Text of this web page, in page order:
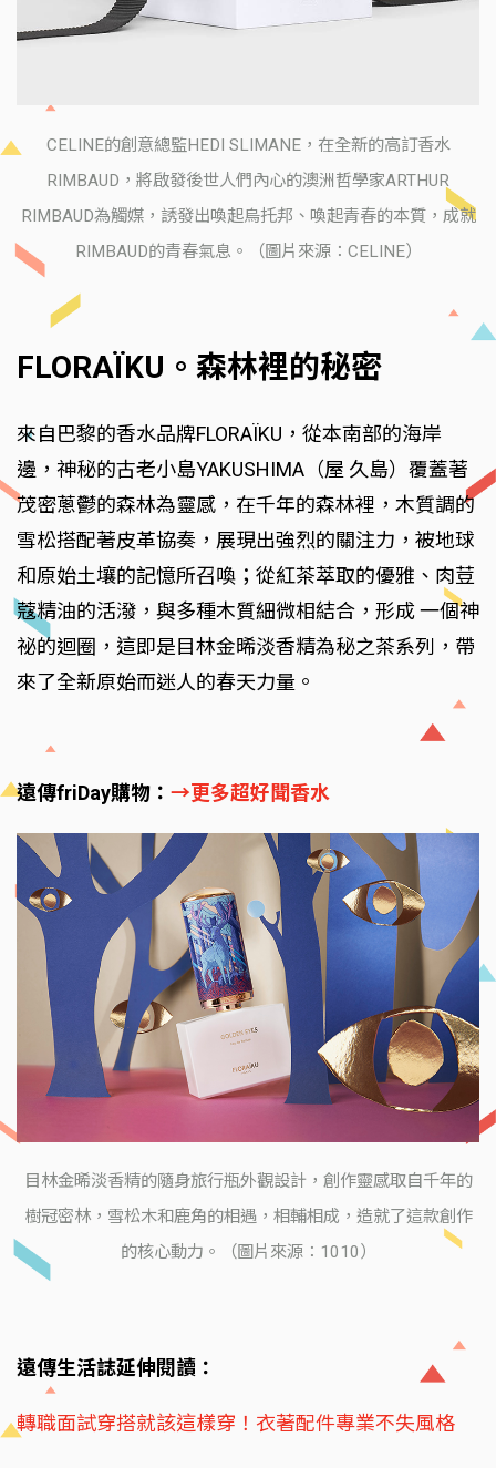
CELINE的創意總監HEDI SLIMANE，在全新的高訂香水
RIMBAUD，將啟發後世人們內心的澳洲哲學家ARTHUR
RIMBAUD為觸媒，誘發出喚起烏托邦、喚起青春的本質，成就
RIMBAUD的青春氣息。（圖片來源：CELINE）
FLORAÏKU。森林裡的秘密
來自巴黎的香水品牌FLORAÏKU，從本南部的海岸
邊，神秘的古老小島YAKUSHIMA（屋 久島）覆蓋著
茂密蔥鬱的森林為靈感，在千年的森林裡，木質調的
雪松搭配著皮革協奏，展現出強烈的關注力，被地球
和原始土壤的記憶所召喚；從紅茶萃取的優雅、肉荳
蔻精油的活潑，與多種木質細微相結合，形成 一個神
祕的迴圈，這即是目林金晞淡香精為秘之茶系列，帶
來了全新原始而迷人的春天力量。
遠傳friDay購物： →更多超好聞香水
目林金晞淡香精的隨身旅行瓶外觀設計，創作靈感取自千年的
樹冠密林，雪松木和鹿角的相遇，相輔相成，造就了這款創作
的核心動力。（圖片來源：1010）
遠傳生活誌延伸閱讀：
轉職面試穿搭就該這樣穿！衣著配件專業不失風格